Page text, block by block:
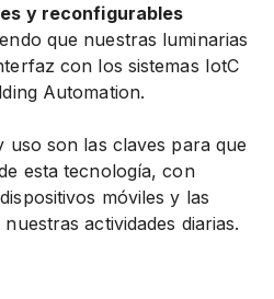
y reconfigurables
que nuestras luminarias
con los sistemas IotC
Automation.
uso son las claves para que
esta tecnología, con
móviles y las
actividades diarias.